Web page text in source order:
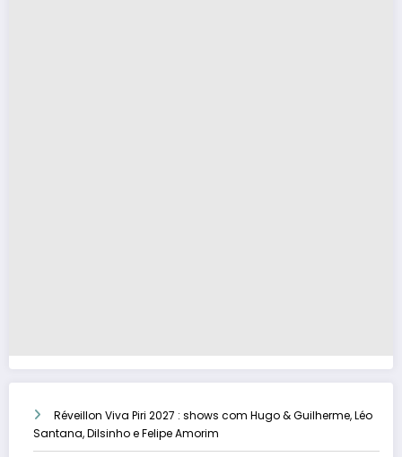
Réveillon Viva Piri 2027 : shows com Hugo & Guilherme, Léo
Santana, Dilsinho e Felipe Amorim